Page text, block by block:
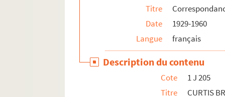
Titre
Date
1929-1960
Langue
français
Description du contenu
Cote
1 J 205
Titre
CURTIS